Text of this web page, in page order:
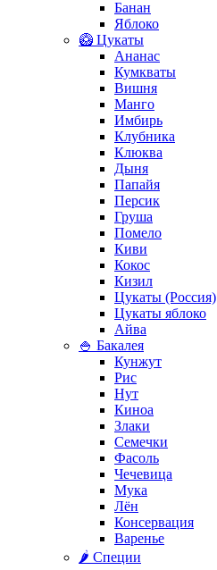
Банан
Яблоко
🥝 Цукаты
Ананас
Кумкваты
Вишня
Манго
Имбирь
Клубника
Клюква
Дыня
Папайя
Персик
Груша
Помело
Киви
Кокос
Кизил
Цукаты (Россия)
Цукаты яблоко
Айва
🍚 Бакалея
Кунжут
Рис
Нут
Киноа
Злаки
Семечки
Фасоль
Чечевица
Мука
Лён
Консервация
Варенье
🌶️ Специи